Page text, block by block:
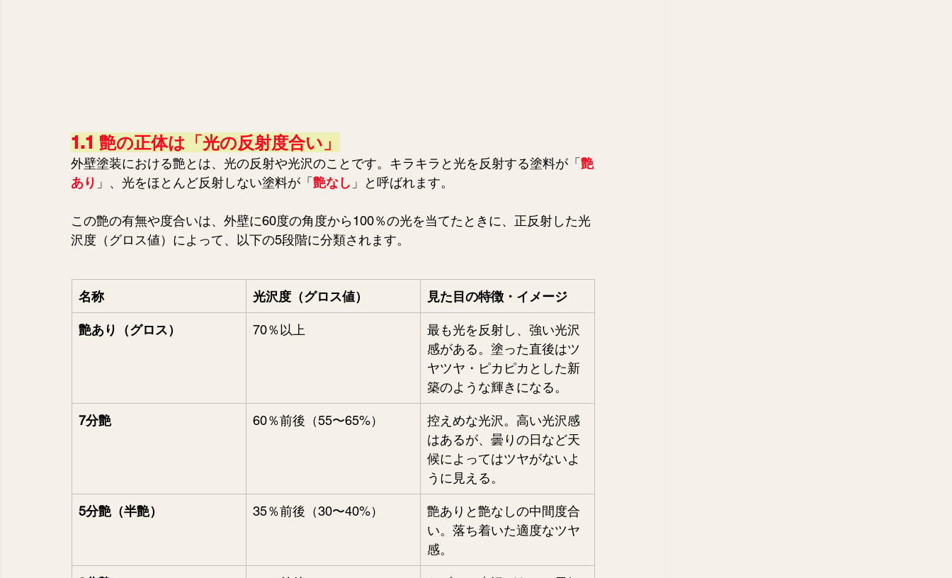
1.1 艶の正体は「光の反射度合い」
外壁塗装における艶とは、光の反射や光沢のことです。キラキラと光を反射する塗料が「艶
あり 」、光をほとんど反射しない塗料が「艶なし 」と呼ばれます。
この艶の有無や度合いは、外壁に60度の角度から100％の光を当てたときに、正反射した光
沢度（グロス値）によって、以下の5段階に分類されます。
名称 光沢度（グロス値） 見た目の特徴・イメージ
艶あり（グロス） 70％以上
最も光を反射し、強い光沢
感がある。塗った直後はツ
ヤツヤ・ピカピカとした新
築のような輝きになる。
7分艶 60％前後（55〜65%）
控えめな光沢。高い光沢感
はあるが、曇りの日など天
候によってはツヤがないよ
うに見える。
5分艶（半艶） 35％前後（30〜40%）
艶ありと艶なしの中間度合
い。落ち着いた適度なツヤ
感。